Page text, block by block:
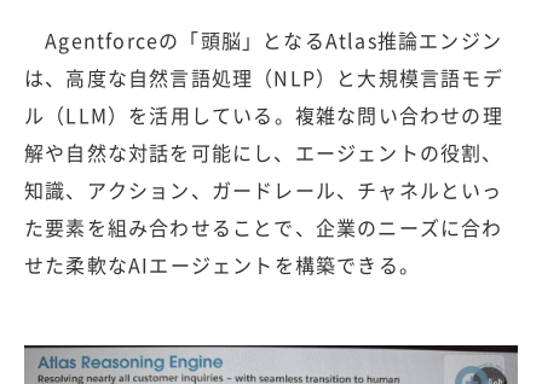
Agentforceの「頭脳」となるAtlas推論エンジン
は、高度な自然言語処理（NLP）と大規模言語モデ
ル（LLM）を活用している。複雑な問い合わせの理
解や自然な対話を可能にし、エージェントの役割、
知識、アクション、ガードレール、チャネルといっ
た要素を組み合わせることで、企業のニーズに合わ
せた柔軟なAIエージェントを構築できる。